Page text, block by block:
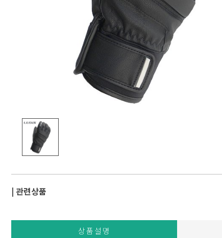
| 관련상품
상품설명